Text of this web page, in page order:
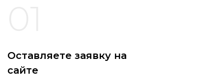
Оставляете заявку на
сайте